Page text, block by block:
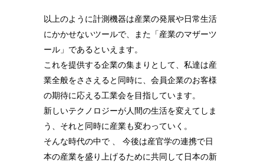
以上のように計測機器は産業の発展や日常生活
にかかせないツールで、また「産業のマザーツ
ール」であるといえます。
これを提供する企業の集まりとして、私達は産
業全般をささえると同時に、会員企業のお客様
の期待に応える工業会を目指しています。
新しいテクノロジーが人間の生活を変えてしま
う、それと同時に産業も変わっていく。
そんな時代の中で 、 今後は産官学の連携で日
本の産業を盛り上げるために共同して日本の新